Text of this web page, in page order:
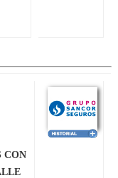
CON